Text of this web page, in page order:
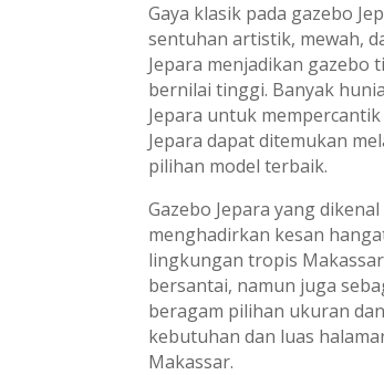
Gaya klasik pada gazebo
sentuhan artistik, mewah,
Jepara menjadikan gazebo
bernilai tinggi. Banyak
Jepara untuk
Jepara dapat ditemukan
pilihan model terbaik.
Gazebo Jepara yang
menghadirkan kesan
lingkungan tropis
bersantai, namun juga
beragam pilihan ukuran
kebutuhan dan luas
Makassar.